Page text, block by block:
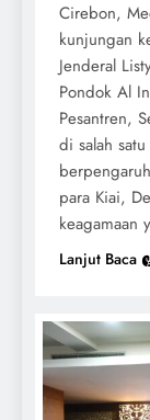
Cirebon,
kunjungan
Jenderal
Pondok Al
Pesantren,
di salah
para Kiai,
keagamaan
Lanjut Baca